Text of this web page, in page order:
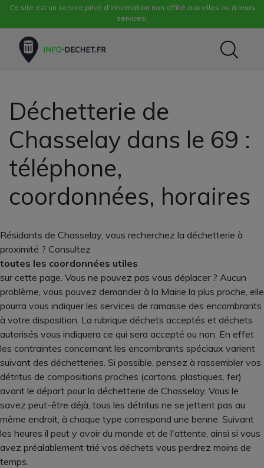
Ce site est un service privé d'information non affilié aux villes ou à leurs
services.
Déchetterie de
Chasselay dans le 69 :
téléphone,
coordonnées, horaires
Résidants de Chasselay, vous recherchez la déchetterie à
proximité ? Consultez
toutes les coordonnées utiles
sur cette page. Vous ne pouvez pas vous déplacer ? Aucun
problème, vous pouvez demander à la Mairie la plus proche, elle
pourra vous indiquer les services de ramasse des encombrants
à votre disposition. La rubrique déchets acceptés et déchets
autorisés vous indiquera ce qui sera accepté ou non. En effet
les contraintes concernant les encombrants spéciaux varient
suivant des déchetteries. Si possible, pensez à rassembler vos
détritus de compositions proches (cartons, plastiques, fer)
avant le départ pour la déchetterie de Chasselay. Vous le
savez peut-être déjà, tous les détritus ne se jettent pas au
même endroit, à chaque type correspond une benne. Suivant
les heures il peut y avoir du monde et de l'attente, ainsi si vous
avez préalablement trié vos déchets vous perdrez moins de
temps.